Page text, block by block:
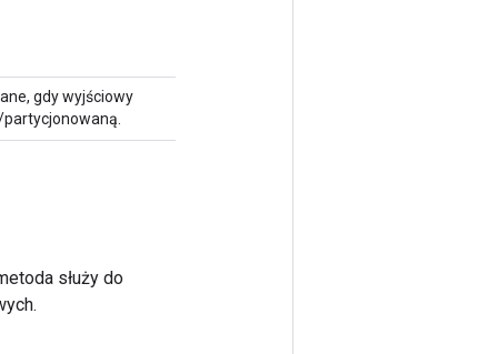
gdy wyjściowy
służy do